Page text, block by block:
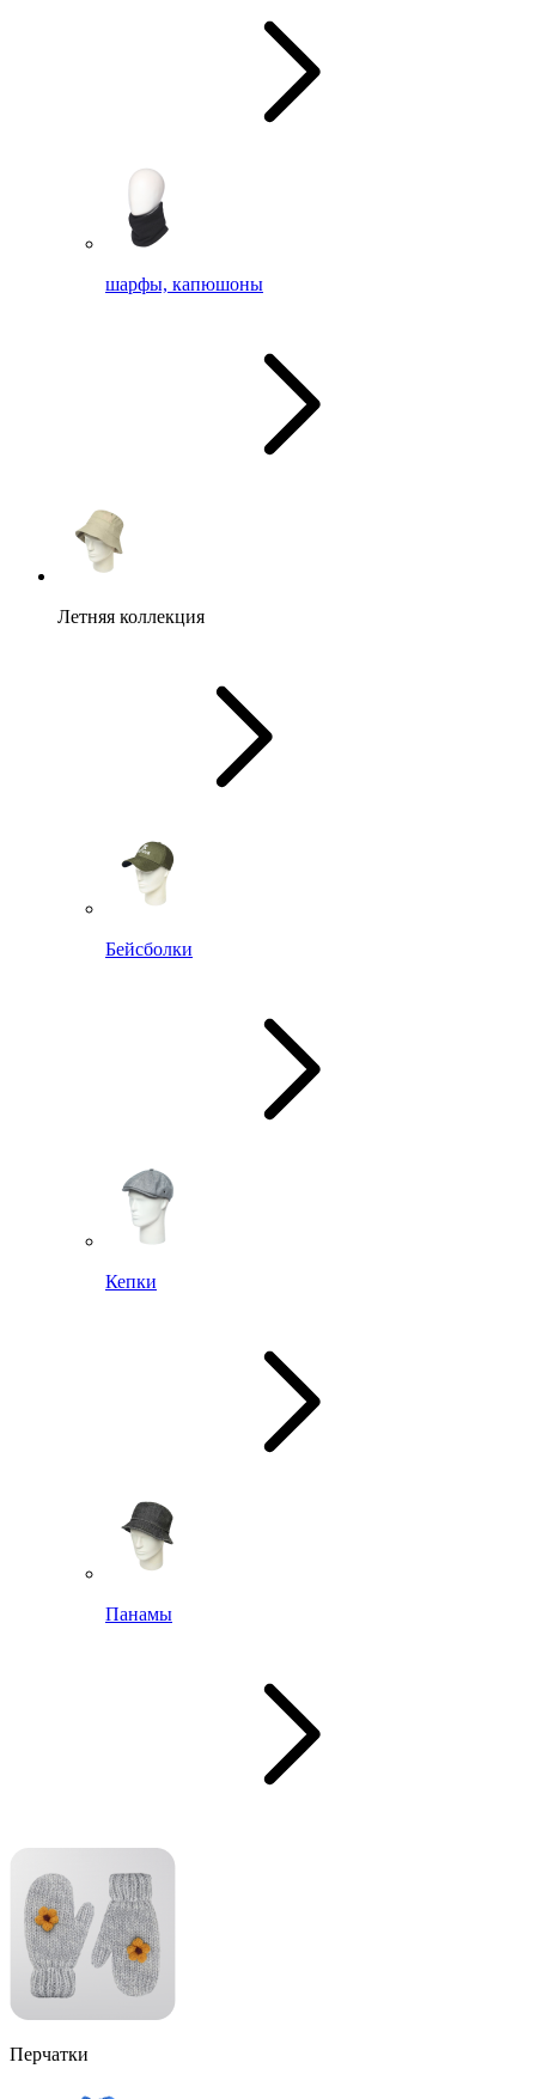
шарфы, капюшоны
Летняя коллекция
Бейсболки
Кепки
Панамы
Перчатки